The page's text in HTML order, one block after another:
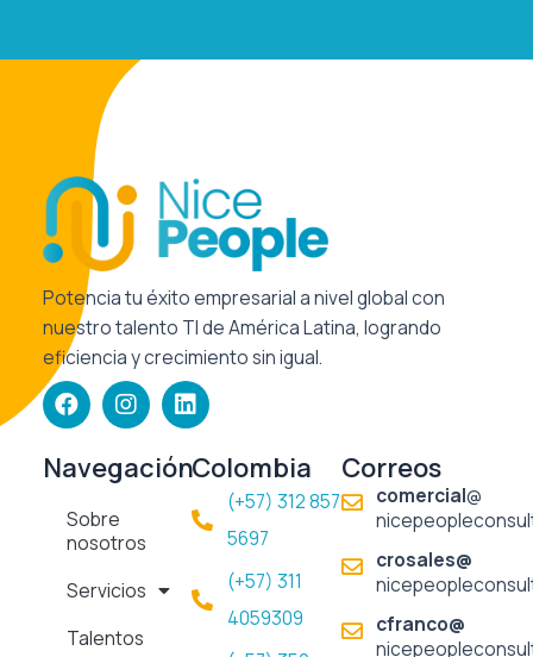
Potencia tu éxito empresarial a nivel global con
nuestro talento TI de América Latina, logrando
eficiencia y crecimiento sin igual.
F
a
c
e
b
o
o
k
I
n
s
t
a
r
a
m
L
i
n
k
e
d
Navegación
Sobre
nosotros
Servicios
Talentos
Colombia
(+57) 312 857
5697​
(+57) 311
4059309
Correos
comercial@
crosales@
cfranco@